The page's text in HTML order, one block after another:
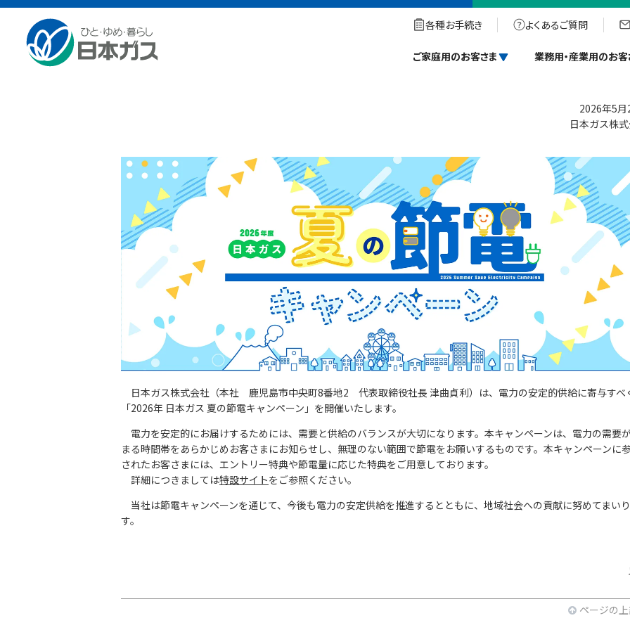
各種お手続き よくあるご質問
ご家庭用のお客さま 業務用・産業用のお客
「2026年 日本ガス 夏の節電キャンペーン」について
2026年5月
日本ガス株
日本ガス株式会社（本社 鹿児島市中央町8番地2 代表取締役社長 津曲貞利）は、電力の安定的供給に寄与すべ
「2026年 日本ガス 夏の節電キャンペーン」を開催いたします。
電力を安定的にお届けするためには、需要と供給のバランスが大切になります。本キャンペーンは、電力の需要
まる時間帯をあらかじめお客さまにお知らせし、無理のない範囲で節電をお願いするものです。本キャンペーンに
されたお客さまには、エントリー特典や節電量に応じた特典をご用意しております。
詳細につきましては特設サイトをご参照ください。
当社は節電キャンペーンを通じて、今後も電力の安定供給を推進するとともに、地域社会への貢献に努めてまい
す。
ページの